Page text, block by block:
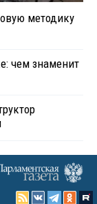
методику
чем знаменит